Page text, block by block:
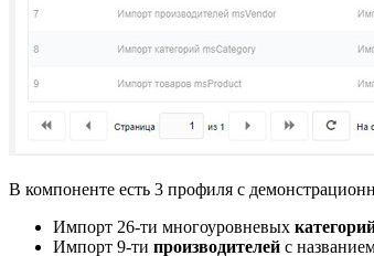
В компоненте есть 3 профиля с
Импорт 26-ти многоуровневых
Импорт 9-ти производителей с